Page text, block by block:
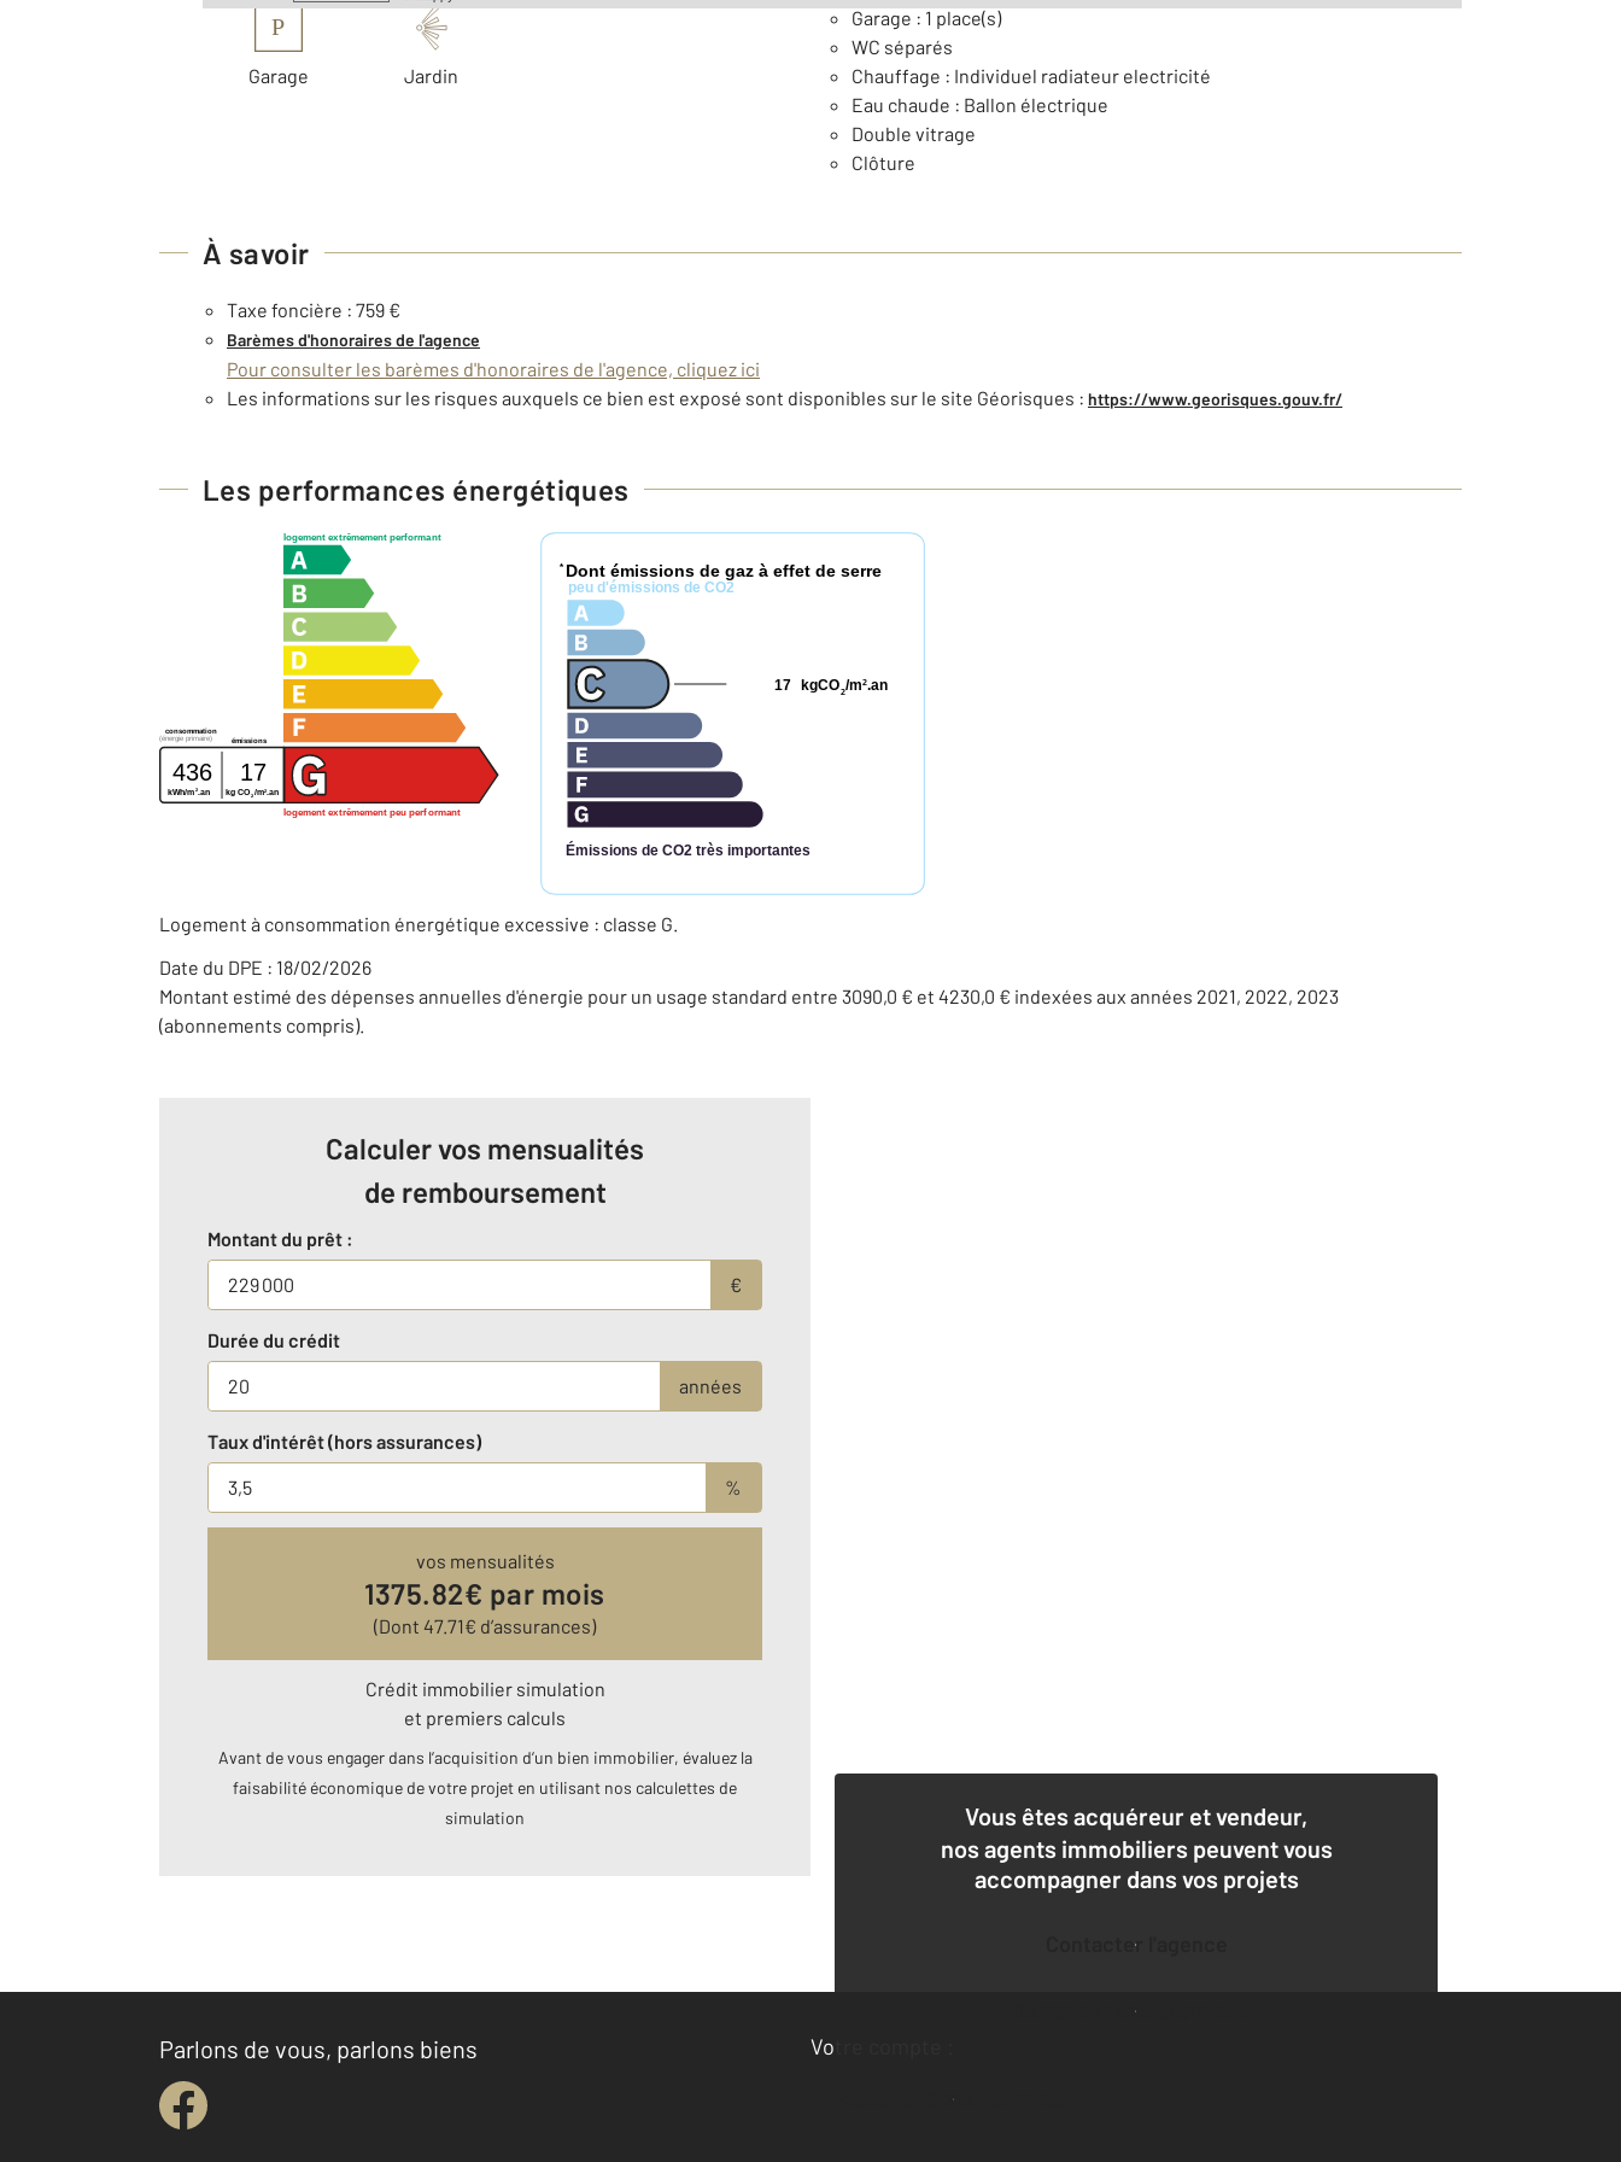
P
Garage Jardin
Garage : 1 place(s)
WC séparés
Chauffage : Individuel radiateur electricité
Eau chaude : Ballon électrique
Double vitrage
Clôture
À savoir
Taxe foncière : 759 €
Barèmes d'honoraires de l'agence
Pour consulter les barèmes d'honoraires de l'agence, cliquez ici
Les informations sur les risques auxquels ce bien est exposé sont disponibles sur le site Géorisques : https://www.georisques.gouv.fr/
Les performances énergétiques
logement extrêmement performant
logement extrêmement peu performant
consommation
émissions
(énergie primaire)
436 17
kWh/m 2 .an kg CO2/m2 .an
* Dont émissions de gaz à effet de serre
peu d'émissions de CO2
Émissions de CO2 très importantes
kgCO2/m2.an
17
Logement à consommation énergétique excessive : classe G.
Date du DPE : 18/02/2026
Montant estimé des dépenses annuelles d'énergie pour un usage standard entre 3090,0 € et 4230,0 € indexées aux années 2021, 2022, 2023
(abonnements compris).
Calculer vos mensualités
de remboursement
Montant du prêt :
€
Durée du crédit
années
Taux d'intérêt (hors assurances)
%
vos mensualités
1375.82€ par mois
(Dont 47.71€ d’assurances)
Crédit immobilier simulation
et premiers calculs
Avant de vous engager dans l’acquisition d’un bien immobilier, évaluez la
faisabilité économique de votre projet en utilisant nos calculettes de
simulation
Vous êtes acquéreur et vendeur,
nos agents immobiliers peuvent vous
accompagner dans vos projets
Contacter l'agence
Demander une estimation
Parlons de vous, parlons biens
Votre compte :
Accéder à mon compte